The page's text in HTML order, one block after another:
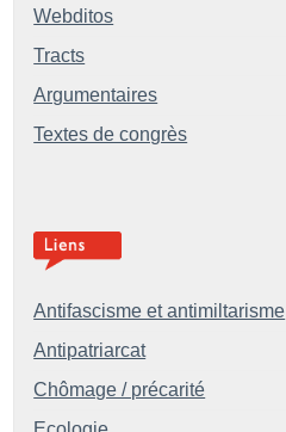
Webditos
Tracts
Argumentaires
Textes de congrès
Antifascisme et antimiltarisme
Antipatriarcat
Chômage / précarité